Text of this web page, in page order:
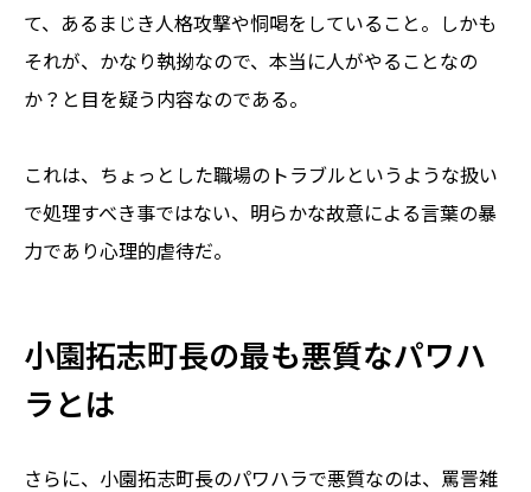
て、あるまじき人格攻撃や恫喝をしていること。しかも
それが、かなり執拗なので、本当に人がやることなの
か？と目を疑う内容なのである。
これは、ちょっとした職場のトラブルというような扱い
で処理すべき事ではない、明らかな故意による言葉の暴
力であり心理的虐待だ。
小園拓志町長の最も悪質なパワハ
ラとは
さらに、小園拓志町長のパワハラで悪質なのは、罵詈雑